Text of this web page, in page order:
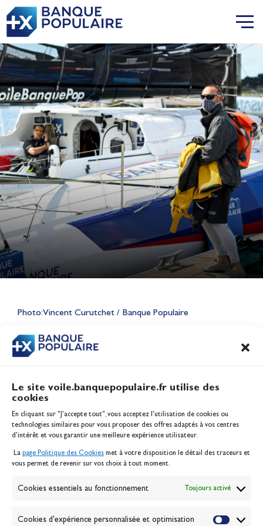
Le site voile.banquepopulaire.fr utilise des
cookies
En cliquant sur "J'accepte tout", vous acceptez l’utilisation de cookies ou
technologies similaires pour vous proposer des offres adaptés à vos centres
d’intérêt et vous garantir une meilleure expérience utilisateur.
La page Politique des Cookies met à votre disposition le détail des traceurs et
vous permet de revenir sur vos choix à tout moment.
Cookies essentiels au fonctionnement Toujours activé
Cookies d'expérience personnalisée et optimisation
Photo: Vincent Curutchet / Banque Populaire
CONTENU
Lauriane Nolot en or à Long
Jeux Olympiques 2028
Inscription serveur média
Contact
Politique des cookies
Banque de la voile
Passion Voile TV